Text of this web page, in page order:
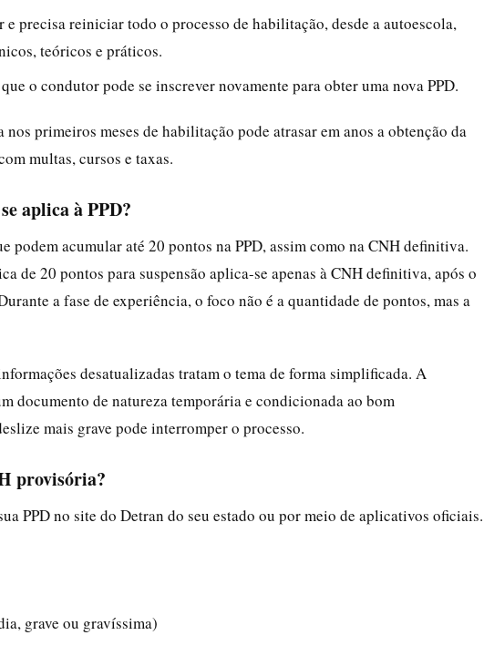
precisa reiniciar todo o processo de habilitação, desde a autoescola,
teóricos e práticos.
o condutor pode se inscrever novamente para obter uma nova PPD.
primeiros meses de habilitação pode atrasar em anos a obtenção da
multas, cursos e taxas.
aplica à PPD?
podem acumular até 20 pontos na PPD, assim como na CNH definitiva.
de 20 pontos para suspensão aplica-se apenas à CNH definitiva, após o
a fase de experiência, o foco não é a quantidade de pontos, mas a
desatualizadas tratam o tema de forma simplificada. A
documento de natureza temporária e condicionada ao bom
mais grave pode interromper o processo.
provisória?
PPD no site do Detran do seu estado ou por meio de aplicativos oficiais.
grave ou gravíssima)